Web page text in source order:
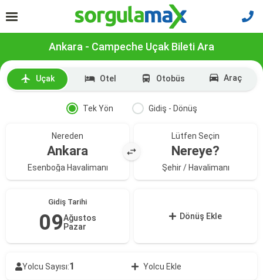
Ankara - Campeche Uçak Bileti Ara
Uçak Otel Otobüs Araç
Tek Yön Gidiş - Dönüş
Nereden
Ankara
Esenboğa Havalimanı
Lütfen Seçin
Nereye?
Şehir / Havalimanı
Gidiş Tarihi
09Ağustos
Pazar
Dönüş Ekle
Yolcu Sayısı:1 Yolcu Ekle